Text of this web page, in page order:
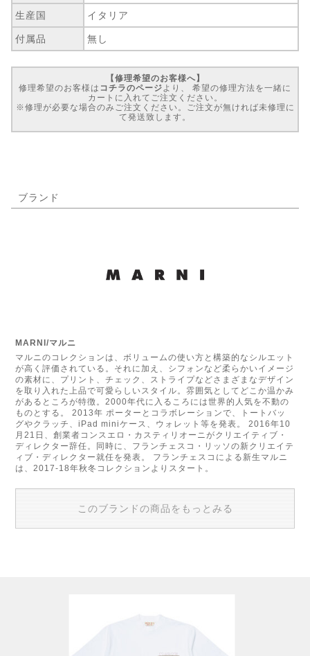
生産国 イタリア
付属品 無し
【修理希望のお客様へ】
修理希望のお客様は コチラのページ より、 希望の修理方法を一緒に
カートに入れてご注文ください。
※修理が必要な場合のみご注文ください。ご注文が無ければ未修理に
て発送致します。
ブランド
MARNI/マルニ
マルニのコレクションは、ボリュームの使い方と構築的なシルエット
が高く評価されている。それに加え、シフォンなど柔らかいイメージ
の素材に、プリント、チェック、ストライプなどさまざまなデザイン
を取り入れた上品で可愛らしいスタイル。雰囲気としてどこか温かみ
があるところが特徴。2000年代に入るころには世界的人気を不動の
ものとする。 2013年 ポーターとコラボレーションで、トートバッ
グやクラッチ、iPad miniケース、ウォレット等を発表。 2016年10
月21日、創業者コンスエロ・カスティリオーニがクリエイティブ・
ディレクター辞任。同時に、フランチェスコ・リッソの新クリエイテ
ィブ・ディレクター就任を発表。 フランチェスコによる新生マルニ
は、2017-18年秋冬コレクションよりスタート。
このブランドの商品をもっとみる